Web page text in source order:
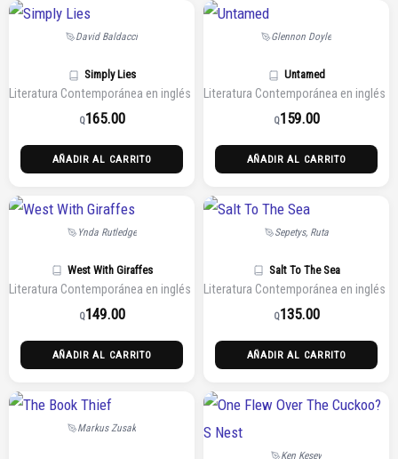
David Baldacci
Simply Lies
Literatura Contemporánea en inglés
Q165.00
AÑADIR AL CARRITO
Glennon Doyle
Untamed
Literatura Contemporánea en inglés
Q159.00
AÑADIR AL CARRITO
Ynda Rutledge
West With Giraffes
Literatura Contemporánea en inglés
Q149.00
AÑADIR AL CARRITO
Sepetys, Ruta
Salt To The Sea
Literatura Contemporánea en inglés
Q135.00
AÑADIR AL CARRITO
Markus Zusak
Ken Kesey